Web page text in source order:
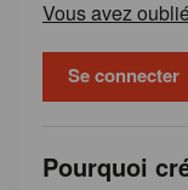
Vous avez
Pourquoi